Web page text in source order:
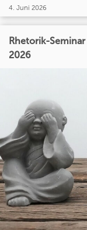
4. Juni 2026
Rhetorik-
2026